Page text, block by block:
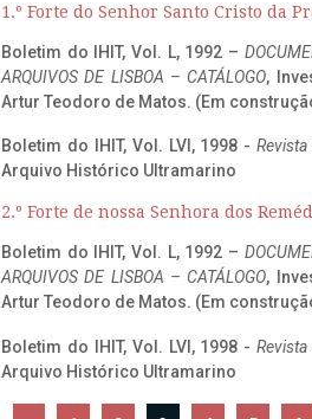
1.º Forte do Senhor Santo Cristo da
Boletim do IHIT, Vol. L, 1992 –
ARQUIVOS DE LISBOA – CATÁLOGO,
Artur Teodoro de Matos. (Em
Boletim do IHIT, Vol. LVI, 1998 -
Arquivo Histórico Ultramarino
2.º Forte de nossa Senhora dos
Boletim do IHIT, Vol. L, 1992 –
ARQUIVOS DE LISBOA – CATÁLOGO,
Artur Teodoro de Matos. (Em
Boletim do IHIT, Vol. LVI, 1998 -
Arquivo Histórico Ultramarino